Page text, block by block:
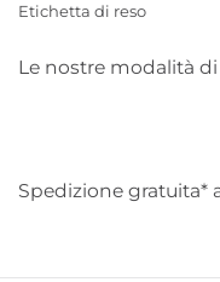
Etichetta di reso
Le nostre modalità
Spedizione gratuita*